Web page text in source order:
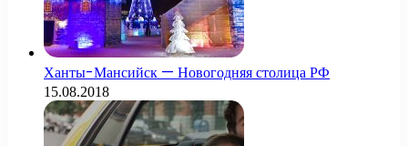
Ханты-Мансийск — Новогодняя столица РФ
15.08.2018